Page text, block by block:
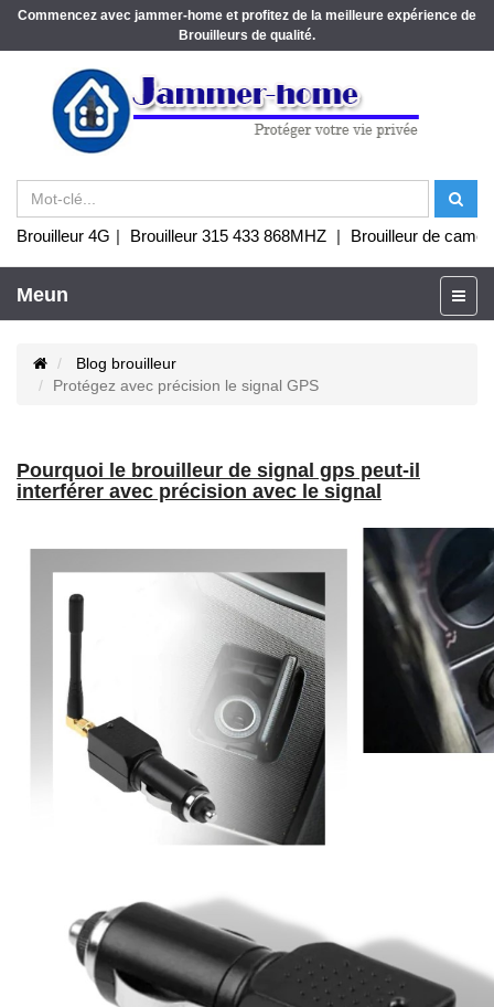
Commencez avec jammer-home et profitez de la meilleure expérience de
Brouilleurs de qualité.
Brouilleur 4G | Brouilleur 315 433 868MHZ | Brouilleur de
Meun
Blog brouilleur
Protégez avec précision le signal GPS
Pourquoi le brouilleur de signal gps peut-il
interférer avec précision avec le signal